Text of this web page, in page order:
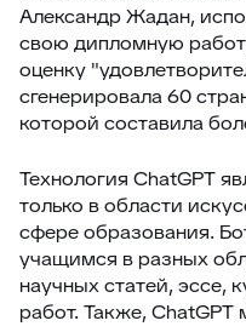
Александр Жадан,
свою дипломную
оценку
сгенерировала 60
которой составила
Технология ChatGPT
только в области
сфере образования.
учащимся в разных
научных статей, эссе,
работ. Также,